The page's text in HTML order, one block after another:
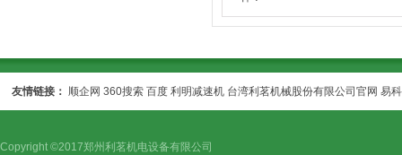
友情链接： 顺企网 360搜索 百度 利明减速机 台湾利茗机械股份有限公司官网 易
Copyright ©2017郑州利茗机电设备有限公司